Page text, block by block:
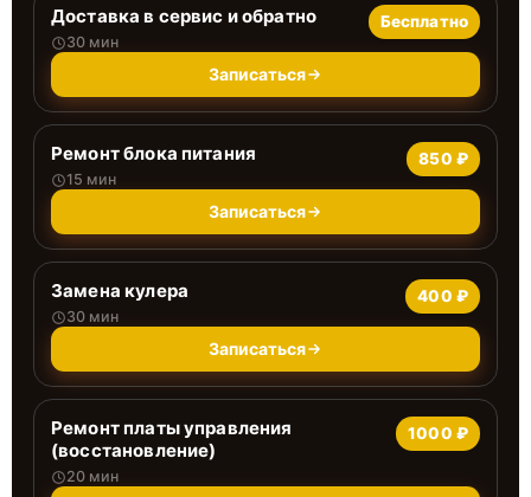
Доставка в сервис и обратно
30 мин
Бесплатно
Записаться
Ремонт блока питания
15 мин
850 ₽
Записаться
Замена кулера
30 мин
400 ₽
Записаться
Ремонт платы управления
(восстановление)
20 мин
1000 ₽